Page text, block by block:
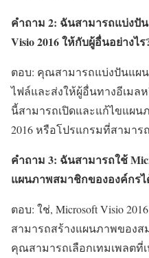
คำถาม 2: ฉันสามารถแบ่งปั
Visio 2016 ให้กับผู้อื่นอย่างไร
ตอบ: คุณสามารถแบ่งปันแผ
ไฟล์และส่งให้ผู้อื่นทางอีเมล
นี้สามารถเปิดและแก้ไขแผน
2016 หรือโปรแกรมที่สามาร
คำถาม 3: ฉันสามารถใช้
แผนภาพสมาชิกขององค์กรไ
ตอบ: ใช่, Microsoft Visio
สามารถสร้างแผนภาพของส
คุณสามารถเลือกเทมเพลตที่